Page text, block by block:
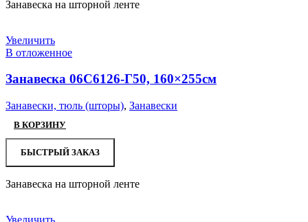
Занавеска на шторной ленте
Увеличить
В отложенное
Занавеска 06С6126-Г50, 160×255см
Занавески, тюль (шторы), Занавески
В КОРЗИНУ
БЫСТРЫЙ ЗАКАЗ
Занавеска на шторной ленте